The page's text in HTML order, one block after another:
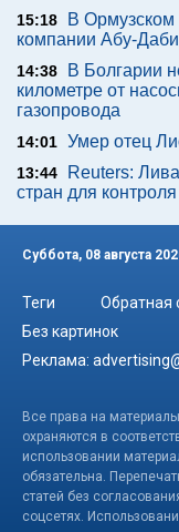
15:18
В Ормузском
компании Абу-Даби
14:38
В Болгарии
километре от
газопровода
14:01 Умер отец
13:44
Reuters:
стран для
Суббота, 08 августа
Теги Обратная
Без картинок
Реклама:
Все права на
охраняются в
использовании
обязательна.
статей без
соцсетях.